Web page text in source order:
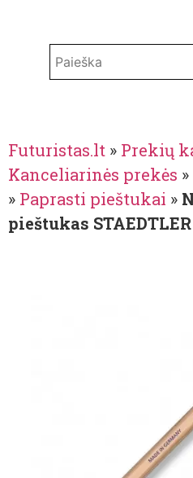
Futuristas.lt » Prekių
Kanceliarinės prekės »
» Paprasti pieštukai »
pieštukas